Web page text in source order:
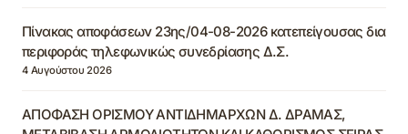
Πίνακας αποφάσεων 23ης/04-08-2026 κατεπείγουσας δια
περιφοράς τηλεφωνικώς συνεδρίασης Δ.Σ.
4 Αυγούστου 2026
ΑΠΟΦΑΣΗ ΟΡΙΣΜΟΥ ΑΝΤΙΔΗΜΑΡΧΩΝ Δ. ΔΡΑΜΑΣ,